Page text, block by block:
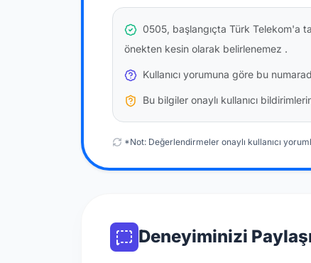
0505, başlangıçta Türk Telekom'a
önekten kesin olarak belirlenemez .
Kullanıcı yorumuna göre bu
Bu bilgiler onaylı kullanıcı
*Not: Değerlendirmeler onaylı kullanıcı
Deneyiminizi